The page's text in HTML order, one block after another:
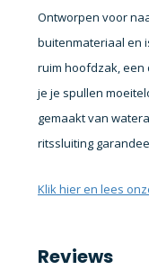
Ontworpen voor
buitenmateriaal en
ruim hoofdzak, een
je je spullen
gemaakt van
ritssluiting
Klik hier en lees
Reviews